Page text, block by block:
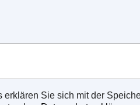
erklären Sie sich mit der